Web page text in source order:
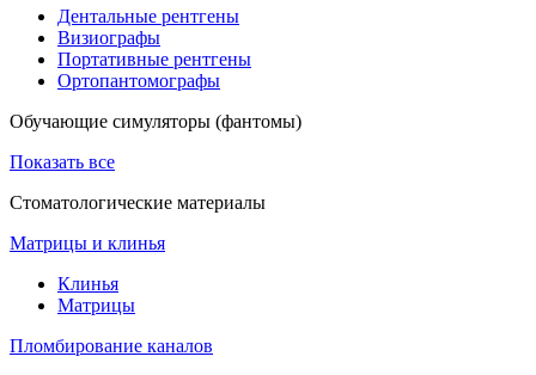
Дентальные рентгены
Визиографы
Портативные рентгены
Ортопантомографы
Обучающие симуляторы (фантомы)
Показать все
Стоматологические материалы
Матрицы и клинья
Клинья
Матрицы
Пломбирование каналов